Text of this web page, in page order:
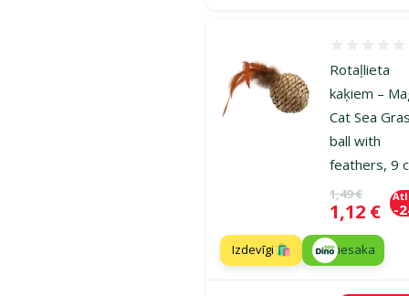
Rotaļlieta
kaķiem –
Cat Sea
ball with
feathers, 9
Oriģinālā
1,49 €
Cena
1,12 € -
Izdevīgi 🛍️ iesaka